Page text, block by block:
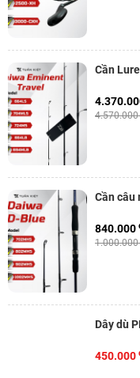
Cần
4.570.000
Cần câu
1.000.000
840.000
Dây dù
450.000